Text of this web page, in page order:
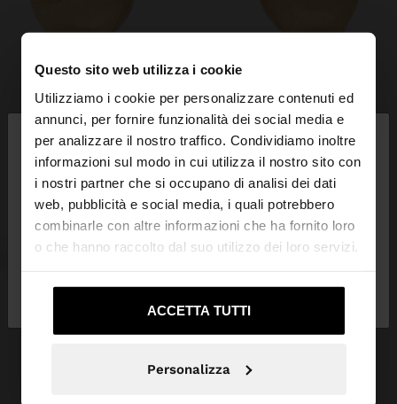
Questo sito web utilizza i cookie
Utilizziamo i cookie per personalizzare contenuti ed
annunci, per fornire funzionalità dei social media e
per analizzare il nostro traffico. Condividiamo inoltre
informazioni sul modo in cui utilizza il nostro sito con
i nostri partner che si occupano di analisi dei dati
web, pubblicità e social media, i quali potrebbero
combinarle con altre informazioni che ha fornito loro
o che hanno raccolto dal suo utilizzo dei loro servizi.
ACCETTA TUTTI
Personalizza
ciao ×
Stai accedendo al sito da Italia. Vuoi navigare sul
nostro sito United States?